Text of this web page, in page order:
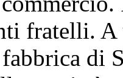
fratelli.
di